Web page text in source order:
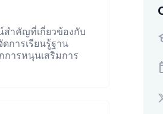
ำคัญที่เกี่ยวข้องกับ
การเรียนรู้ฐาน
การหนุนเสริมการ